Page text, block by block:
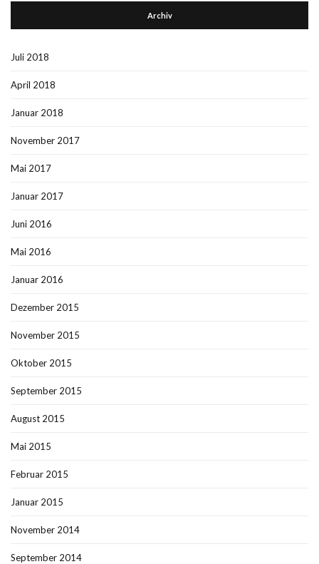
Archiv
Juli 2018
April 2018
Januar 2018
November 2017
Mai 2017
Januar 2017
Juni 2016
Mai 2016
Januar 2016
Dezember 2015
November 2015
Oktober 2015
September 2015
August 2015
Mai 2015
Februar 2015
Januar 2015
November 2014
September 2014